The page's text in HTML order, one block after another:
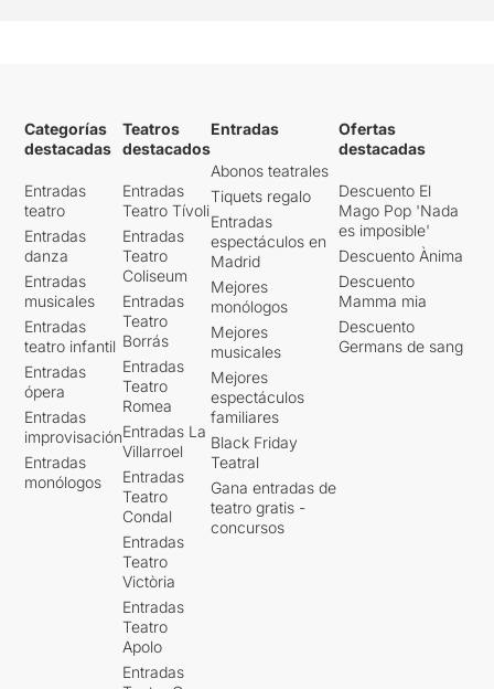
Categorías
destacadas
Entradas
teatro
Entradas
danza
Entradas
musicales
Entradas
teatro infantil
Entradas
ópera
Entradas
improvisación
Entradas
monólogos
Teatros
destacados
Entradas
Teatro Tívoli
Entradas
Teatro
Coliseum
Entradas
Teatro
Borrás
Entradas
Teatro
Romea
Entradas La
Villarroel
Entradas
Teatro
Condal
Entradas
Teatro
Victòria
Entradas
Teatro
Apolo
Entradas
Entradas
Abonos teatrales
Tiquets regalo
Entradas
espectáculos en
Madrid
Mejores
monólogos
Mejores
musicales
Mejores
espectáculos
familiares
Black Friday
Teatral
Gana entradas de
teatro gratis -
concursos
Ofertas
destacadas
Descuento El
Mago Pop 'Nada
es imposible'
Descuento Ànima
Descuento
Mamma mia
Descuento
Germans de sang